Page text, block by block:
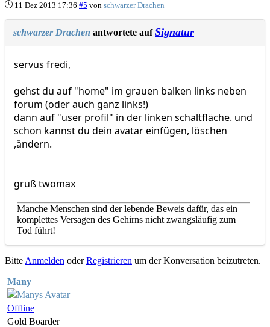
11 Dez 2013 17:36 #5 von schwarzer Drachen
schwarzer Drachen antwortete aufSignatur
servus fredi,
gehst du auf "home" im grauen balken links neben
forum (oder auch ganz links!)
dann auf "user profil" in der linken schaltfläche. und
schon kannst du dein avatar einfügen, löschen
,ändern.
gruß twomax
Manche Menschen sind der lebende Beweis dafür, das ein
komplettes Versagen des Gehirns nicht zwangsläufig zum
Tod führt!
Bitte Anmelden oderRegistrieren um der Konversation beizutreten.
Many
Offline
Gold Boarder